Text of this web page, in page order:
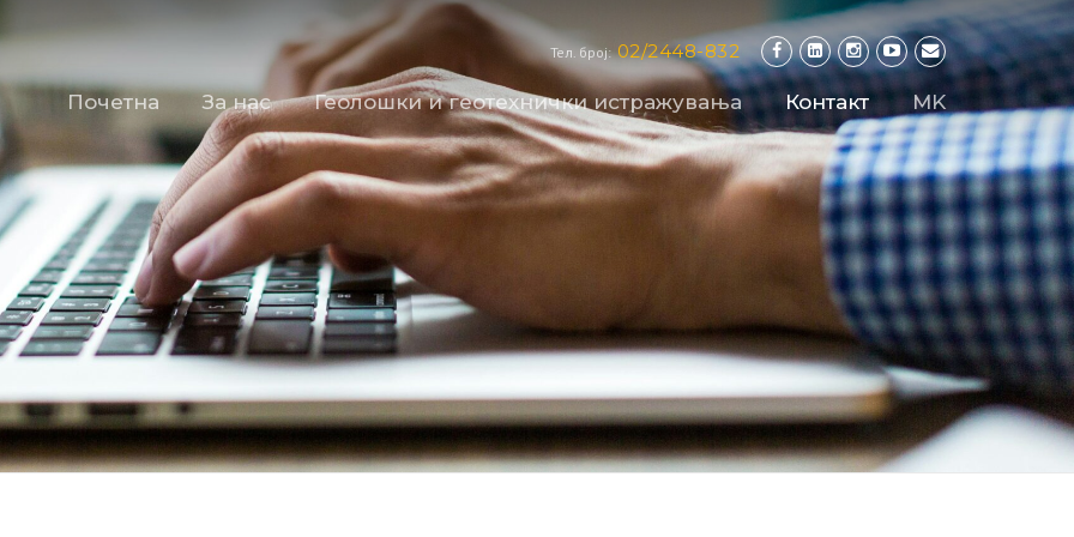
Тел. број:02/2448-832
Почетна За нас Геолошки и геотехнички истражувања Контакт MK